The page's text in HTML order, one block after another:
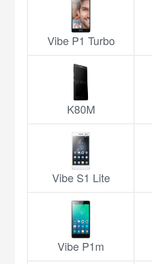
Vibe P1 Turbo
K80M
Vibe S1 Lite
Vibe P1m